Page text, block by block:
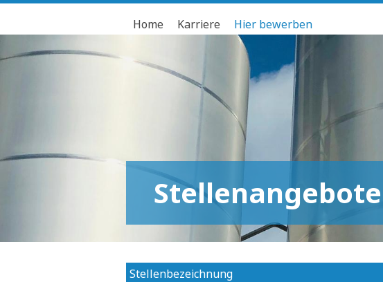
Home Karriere Hier bewerben
Stellenangebote
Stellenbezeichnung